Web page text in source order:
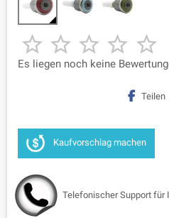
    
Es liegen noch keine
Teilen
Kaufvorschlag machen
Telefonischer Support für